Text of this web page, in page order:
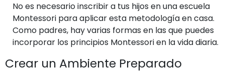
No es necesario inscribir a tus hijos en una escuela
Montessori para aplicar esta metodología en casa.
Como padres, hay varias formas en las que puedes
incorporar los principios Montessori en la vida diaria.
Crear un Ambiente Preparado